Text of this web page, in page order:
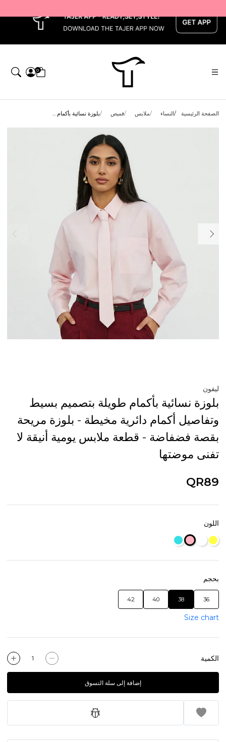
0
الصفحة الرئيسية النساء ملابس قميص بلوزة نسائية بأكمام ...
ليفون
بلوزة نسائية بأكمام طويلة بتصميم بسيط
وتفاصيل أكمام دائرية مخيطة - بلوزة مريحة
بقصة فضفاضة - قطعة ملابس يومية أنيقة لا
تفنى موضتها
QR89
اللون
بحجم
36
38
40
42
Size chart
الكمية
إضافة إلى سلة التسوق